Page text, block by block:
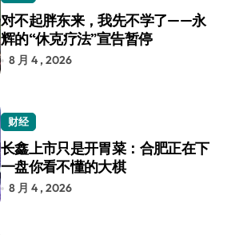
对不起胖东来，我先不学了——永
辉的“休克疗法”宣告暂停
8 月 4 , 2026
财经
长鑫上市只是开胃菜：合肥正在下
一盘你看不懂的大棋
8 月 4 , 2026